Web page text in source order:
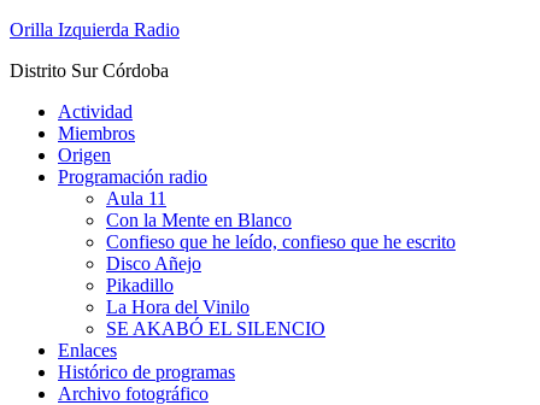
Saltar
contenido
Orilla Izquierda Radio
Distrito Sur Córdoba
Actividad
Miembros
Origen
Programación radio
Aula 11
Con la Mente en Blanco
Confieso que he leído, confieso que he escrito
Disco Añejo
Pikadillo
La Hora del Vinilo
SE AKABÓ EL SILENCIO
Enlaces
Histórico de programas
Archivo fotográfico